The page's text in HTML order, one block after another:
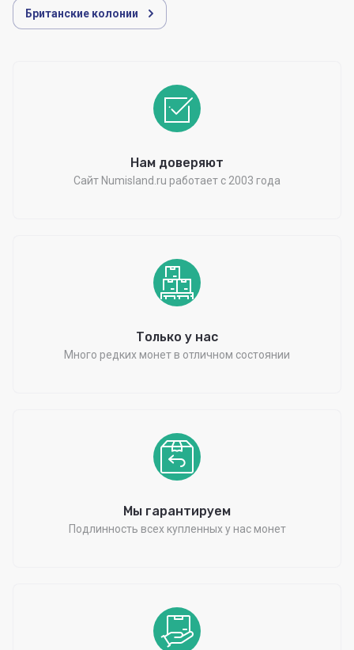
Британские колонии
Нам доверяют
Сайт Numisland.ru работает с 2003 года
Только у нас
Много редких монет в отличном состоянии
Мы гарантируем
Подлинность всех купленных у нас монет